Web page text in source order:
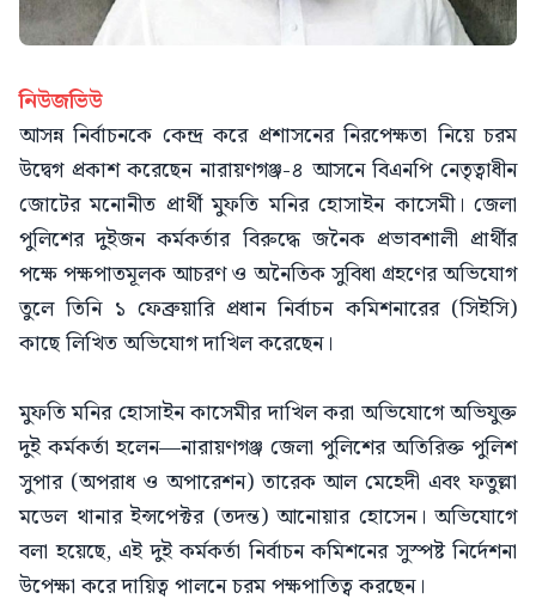
নিউজভিউ
আসন্ন নির্বাচনকে কেন্দ্র করে প্রশাসনের নিরপেক্ষতা নিয়ে চরম
উদ্বেগ প্রকাশ করেছেন নারায়ণগঞ্জ-৪ আসনে বিএনপি নেতৃত্বাধীন
জোটের মনোনীত প্রার্থী মুফতি মনির হোসাইন কাসেমী। জেলা
পুলিশের দুইজন কর্মকর্তার বিরুদ্ধে জনৈক প্রভাবশালী প্রার্থীর
পক্ষে পক্ষপাতমূলক আচরণ ও অনৈতিক সুবিধা গ্রহণের অভিযোগ
তুলে তিনি ১ ফেব্রুয়ারি প্রধান নির্বাচন কমিশনারের (সিইসি)
কাছে লিখিত অভিযোগ দাখিল করেছেন।
মুফতি মনির হোসাইন কাসেমীর দাখিল করা অভিযোগে অভিযুক্ত
দুই কর্মকর্তা হলেন—নারায়ণগঞ্জ জেলা পুলিশের অতিরিক্ত পুলিশ
সুপার (অপরাধ ও অপারেশন) তারেক আল মেহেদী এবং ফতুল্লা
মডেল থানার ইন্সপেক্টর (তদন্ত) আনোয়ার হোসেন। অভিযোগে
বলা হয়েছে, এই দুই কর্মকর্তা নির্বাচন কমিশনের সুস্পষ্ট নির্দেশনা
উপেক্ষা করে দায়িত্ব পালনে চরম পক্ষপাতিত্ব করছেন।